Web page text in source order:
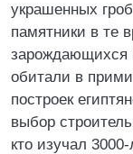
украшенных
памятники в те
зарождающихся
обитали в
построек
выбор
кто изучал